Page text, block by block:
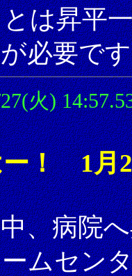
は昇平
必要で
火)
！ 1月
、病院
ムセン